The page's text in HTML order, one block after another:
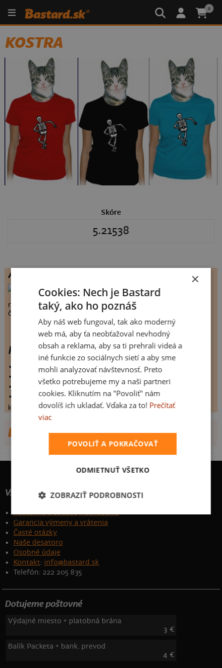
0
KOSTRA
Skóre
5.21538
Autor
Wobegonk
, Šternberk
návrhů celkem:
17
člen Bastard.cz:
kostra
vystaveno:12.5.2009
hodnoceno:
65 krát
komentářů:5.21538
koupilo by:19 lidí
konečné hodnocení:5.21538
DALŠÍ NÁVRHY OD WOBEGONK
Všetko o nákupe
Poštovné a spôsoby doručenia
Garancia výmeny a vrátenia
Časté otázky
Naše desatoro
Osobné údaje
Kontakt: info@bastard.sk
Telefón: 222 205 835
Dotujeme poštovné
Výdajné miesto + platobná brána
3 €
Balík Packeta + bank. prevod
4 €
×
Cookies: Nech je Bastard
taký, ako ho poznáš
Aby náš web fungoval, tak ako moderný
web má, aby ťa neobťažoval nevhodný
obsah a reklama, aby sa ti prehrali videá a
iné funkcie zo sociálnych sietí a aby sme
mohli analyzovať návštevnosť. Preto
všetko potrebujeme my a naši partneri
cookies. Kliknutím na "Povoliť" nám
dovolíš ich ukladať. Vďaka za to! Prečítať
viac
POVOLIŤ A POKRAČOVAŤ
ODMIETNUŤ VŠETKO
ZOBRAZIŤ PODROBNOSTI